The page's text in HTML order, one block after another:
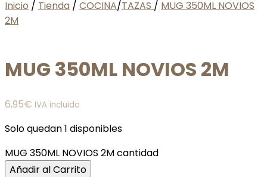
Inicio / Tienda / COCINA/TAZAS / MUG 350ML NOVIOS
2M
MUG 350ML NOVIOS 2M
6,95€ IVA incluido
Solo quedan 1 disponibles
MUG 350ML NOVIOS 2M cantidad
Añadir al Carrito